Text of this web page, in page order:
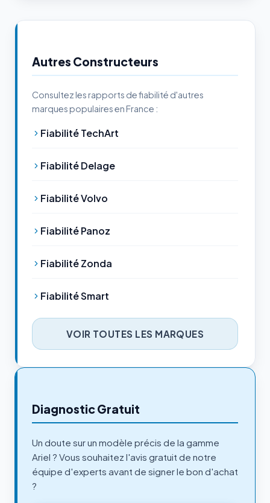
Autres Constructeurs
Consultez les rapports de fiabilité d'autres
marques populaires en France :
Fiabilité TechArt
Fiabilité Delage
Fiabilité Volvo
Fiabilité Panoz
Fiabilité Zonda
Fiabilité Smart
VOIR TOUTES LES MARQUES
Diagnostic Gratuit
Un doute sur un modèle précis de la gamme
Ariel ? Vous souhaitez l'avis gratuit de notre
équipe d'experts avant de signer le bon d'achat
?